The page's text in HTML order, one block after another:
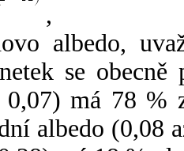
,
albedo,
se
má 78 %
albedo (0,08